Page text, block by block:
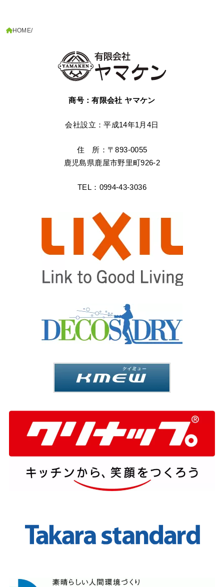
HOME
商号：有限会社 ヤマケン
会社設立：平成14年1月4日
住 所：〒893-0055
鹿児島県鹿屋市野里町926-2
TEL：0994-43-3036